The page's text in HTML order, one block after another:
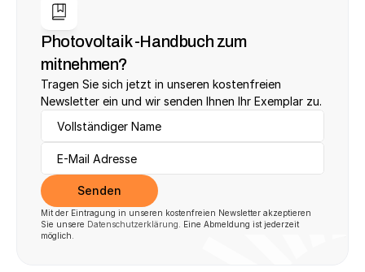
Photovoltaik -Handbuch zum
mitnehmen?
Tragen Sie sich jetzt in unseren kostenfreien
Newsletter ein und wir senden Ihnen Ihr Exemplar zu.
Senden
Mit der Eintragung in unseren kostenfreien Newsletter akzeptieren
Sie unsere Datenschutzerklärung . Eine Abmeldung ist jederzeit
möglich.